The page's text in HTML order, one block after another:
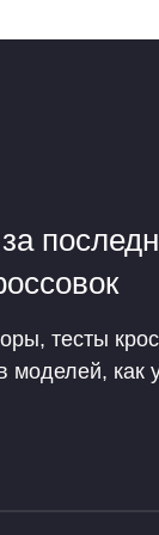
тесты
моделей, как